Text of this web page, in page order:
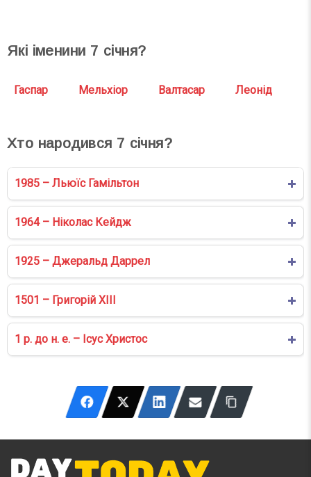
Які іменини 7 січня?
Гаспар Мельхіор Валтасар Леонід
Хто народився 7 січня?
1985 – Льюїс Гамільтон
1964 – Ніколас Кейдж
1925 – Джеральд Даррел
1501 – Григорій XIII
1 р. до н. е. – Ісус Христос